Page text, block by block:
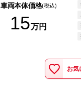
車両本体価格(税込)
15万円
お気